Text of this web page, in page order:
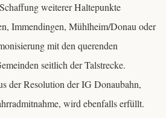
weiterer Haltepunkte
Immendingen, Mühlheim/Donau oder
mit den querenden
seitlich der Talstrecke.
der Resolution der IG Donaubahn,
wird ebenfalls erfüllt.